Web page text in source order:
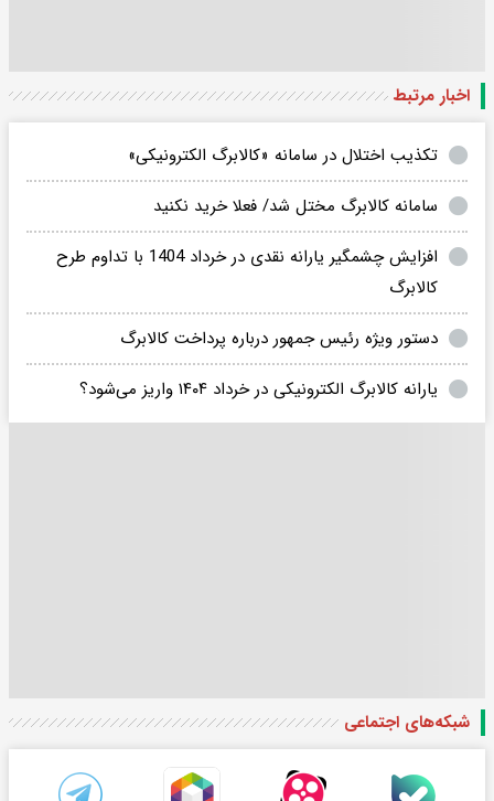
اخبار مرتبط
تکذیب اختلال در سامانه «کالابرگ الکترونیکی»
سامانه کالابرگ مختل شد/ فعلا خرید نکنید
افزایش چشمگیر یارانه نقدی در خرداد 1404 با تداوم طرح
کالابرگ
دستور ویژه رئیس جمهور درباره پرداخت کالابرگ‌
یارانه کالابرگ الکترونیکی در خرداد ۱۴۰۴ واریز می‌شود؟
شبکه‌های اجتماعی